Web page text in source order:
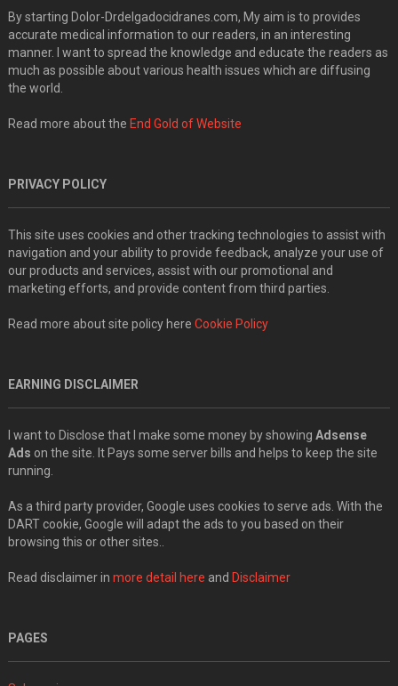
By starting Dolor-Drdelgadocidranes.com, My aim is to provides
accurate medical information to our readers, in an interesting
manner. I want to spread the knowledge and educate the readers as
much as possible about various health issues which are diffusing
the world.
Read more about the End Gold of Website
PRIVACY POLICY
This site uses cookies and other tracking technologies to assist with
navigation and your ability to provide feedback, analyze your use of
our products and services, assist with our promotional and
marketing efforts, and provide content from third parties.
Read more about site policy here Cookie Policy
EARNING DISCLAIMER
I want to Disclose that I make some money by showing Adsense
Ads on the site. It Pays some server bills and helps to keep the site
running.
As a third party provider, Google uses cookies to serve ads. With the
DART cookie, Google will adapt the ads to you based on their
browsing this or other sites..
Read disclaimer in more detail here and Disclaimer
PAGES